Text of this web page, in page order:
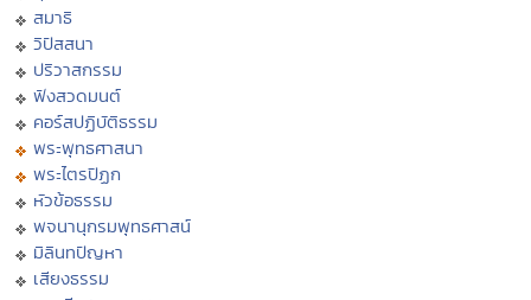
สมาธิ
วิปัสสนา
ปริวาสกรรม
ฟังสวดมนต์
คอร์สปฏิบัติธรรม
พระพุทธศาสนา
พระไตรปิฏก
หัวข้อธรรม
พจนานุกรมพุทธศาสน์
มิลินทปัญหา
เสียงธรรม